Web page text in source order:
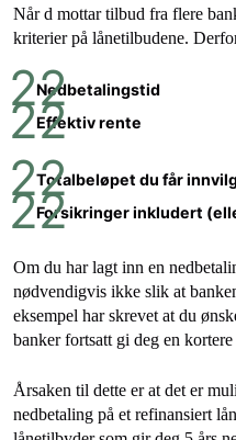
Når d mottar tilbud fra flere
kriterier på lånetilbudene.
Nedbetalingstid
Effektiv rente
Totalbeløpet du får
Forsikringer inkludert
Om du har lagt inn en
nødvendigvis ikke slik at
eksempel har skrevet at du
banker fortsatt gi deg en
Årsaken til dette er at det er
nedbetaling på et refinansiert